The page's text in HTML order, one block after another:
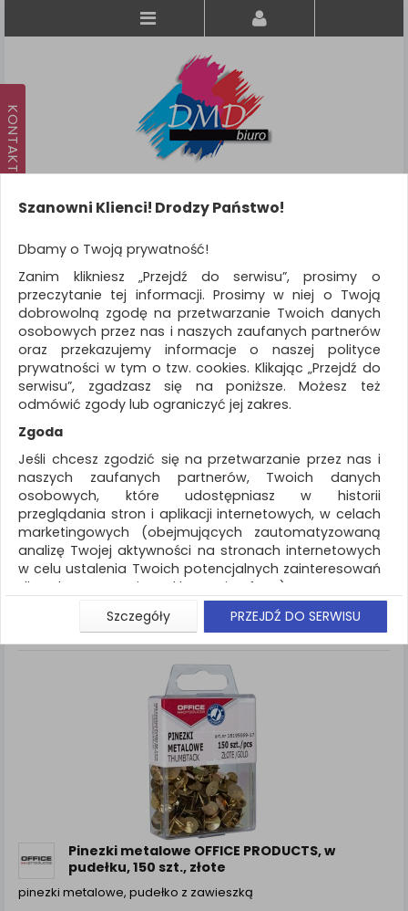
KATEGORIE
WSZYSTKIE KATEGORIE
FILTRY
Więcej
REKLAMA
AKTUALNOŚCI
Drobne akcesoria biurowe Pinezki
ZNALEZIONYCH PRODUKTÓW: 9 Porównaj (0 )
Sortuj po Standardowe
Siatka Lista
Pinezki metalowe OFFICE PRODUCTS, w
pudełku, 150 szt., złote
pinezki metalowe, pudełko z zawieszką
Szanowni Klienci! Drodzy Państwo!
Dbamy o Twoją prywatność!
Zanim klikniesz „Przejdź do serwisu”, prosimy o
przeczytanie tej informacji. Prosimy w niej o Twoją
dobrowolną zgodę na przetwarzanie Twoich danych
osobowych przez nas i naszych zaufanych partnerów
oraz przekazujemy informacje o naszej polityce
prywatności w tym o tzw. cookies. Klikając „Przejdź do
serwisu”, zgadzasz się na poniższe. Możesz też
odmówić zgody lub ograniczyć jej zakres.
Zgoda
Jeśli chcesz zgodzić się na przetwarzanie przez nas i
naszych zaufanych partnerów, Twoich danych
osobowych, które udostępniasz w historii
przeglądania stron i aplikacji internetowych, w celach
marketingowych (obejmujących zautomatyzowaną
analizę Twojej aktywności na stronach internetowych
w celu ustalenia Twoich potencjalnych zainteresowań
dla dostosowania reklamy i oferty), w tym na
umieszczanie tzw. cookies na Twoich urządzeniach i
ich odczytywanie, kliknij przycisk „Przejdź do serwisu”.
Jeśli nie chcesz wyrazić zgody lub ograniczyć jej
zakres, kliknij „Szczegóły”, gdzie znajdziesz wszelkie
informacje o tym jak to zrobić . Te same informacje
znajdziesz także na podstronie z naszą polityką
prywatności obowiązującą od 25 maja 2018.
W przypadku użytkowników zalogowanych, aby
umożliwić prawidłową realizację Umowy z Państwem i
związane z tym prawidłowe działanie naszej strony
www, a w szczególności np. wysłanie potwierdzenia
zamówienia na Państwa email lub wyświetlenie
Państwu prawidłowych informacji o promocjach czy
cenach indywidualnych, ważna jest Państwa
wcześniejsza zgoda której udzieliliście podczas
zakładania konta.
Szczegóły PRZEJDŹ DO SERWISU